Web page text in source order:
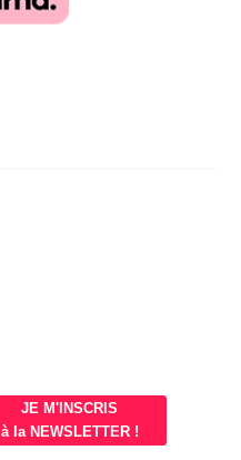
JE M'INSCRIS
à la NEWSLETTER !